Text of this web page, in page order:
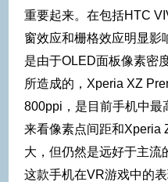
重要起来。在包括HTC
窗效应和栅格效应明显影
是由于OLED面板像素密
所造成的，Xperia XZ
800ppi，是目前手机中最
来看像素点间距和Xperia
大，但仍然是远好于主流
这款手机在VR游戏中的表